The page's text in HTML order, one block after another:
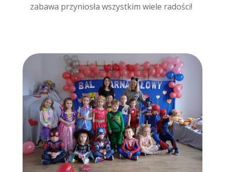
zabawa przyniosła wszystkim wiele radości!